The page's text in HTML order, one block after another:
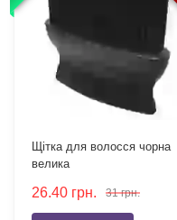
Щітка для волосся чорна
велика
26.40 грн. 31 грн.